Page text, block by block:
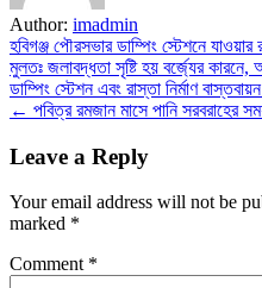
Author: imadmin
Post
navigation
হবিগঞ্জ পৌরসভার ডাম্পিং স্টেশনে
মুলতঃ জলাবদ্ধতা সৃষ্টি হয় বর্জ্যের কারনে,
ডাম্পিং স্টেশন এবং রাস্তা নির্মাণ
← পবিত্র রমজান মাসে পানি সরবরাহের
Leave a Reply
Your email address will not be
marked *
Comment *